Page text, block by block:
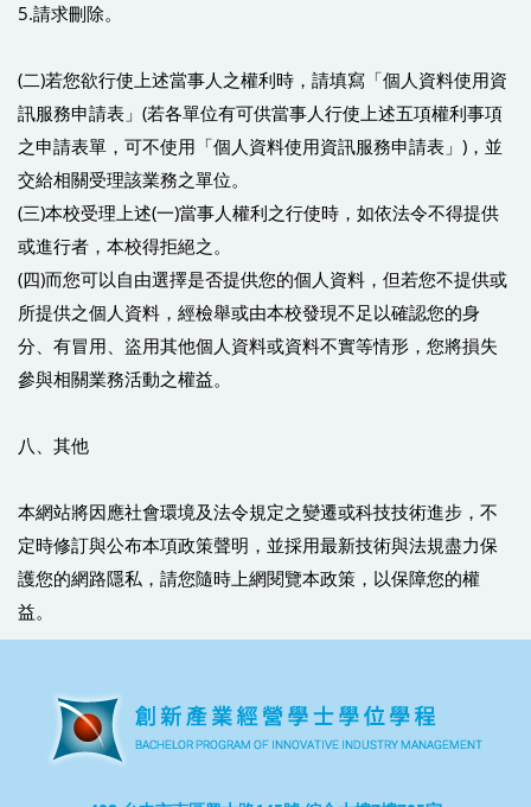
5.請求刪除。
(二)若您欲行使上述當事人之權利時，請填寫「個人資料使用資
訊服務申請表」(若各單位有可供當事人行使上述五項權利事項
之申請表單，可不使用「個人資料使用資訊服務申請表」)，並
交給相關受理該業務之單位。
(三)本校受理上述(一)當事人權利之行使時，如依法令不得提供
或進行者，本校得拒絕之。
(四)而您可以自由選擇是否提供您的個人資料，但若您不提供或
所提供之個人資料，經檢舉或由本校發現不足以確認您的身
分、有冒用、盜用其他個人資料或資料不實等情形，您將損失
參與相關業務活動之權益。
八、其他
本網站將因應社會環境及法令規定之變遷或科技技術進步，不
定時修訂與公布本項政策聲明，並採用最新技術與法規盡力保
護您的網路隱私，請您隨時上網閱覽本政策，以保障您的權
益。